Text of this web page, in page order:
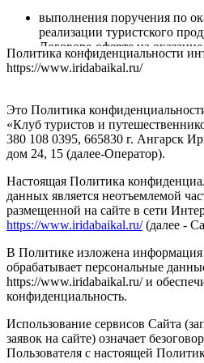
выполнения поручения по
реализации туристского
Договоре-оферте на
оплате туристского
исполнения соглашений по
Сервиса, для
идентификации при
использовании Сервиса;
оказания услуг, обработки
установления обратной
уведомлений и запросов;
подтверждения полноты
персональных данных;
заключения договоров,
сбора Оператором статистики;
улучшения качества работы
удобства их использования
сервисов и услуг;
проведения маркетинговых
Пользователем для
Оператора, в том числе,
контактов.
Политика конфиденциальности
https://www.iridabaikal.ru/
Это Политика
«Клуб туристов и
380 108 0395, 665830 г. Ангарск
дом 24, 15 (далее-Оператор).
Настоящая Политика
данных является неотъемлемой
размещенной на сайте в сети
https://www.iridabaikal.ru/(далее -
В Политике изложена информация
обрабатывает персональные
https://www.iridabaikal.ru/ и
конфиденциальность.
Использование сервисов Сайта
заявок на сайте) означает
Пользователя с настоящей